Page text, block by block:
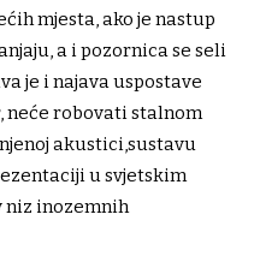
mjesta, ako je nastup
a i pozornica se seli
je i najava uspostave
neće robovati stalnom
akustici,sustavu
u svjetskim
niz inozemnih